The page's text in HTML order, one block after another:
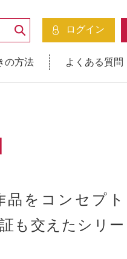
ログイン
の方法 よくある質問
品をコンセプト
も交えたシリー